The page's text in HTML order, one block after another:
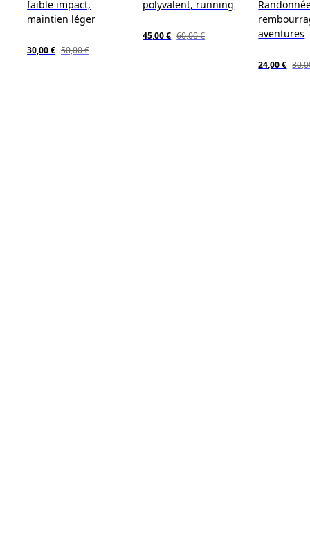
faible impact,
maintien léger
30,00 € 50,00 €
polyvalent, running
45,00 € 60,00 €
aventures
24,00 €